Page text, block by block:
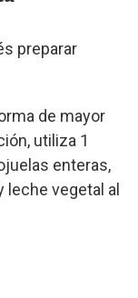
preparar
de mayor
utiliza 1
enteras,
leche vegetal al